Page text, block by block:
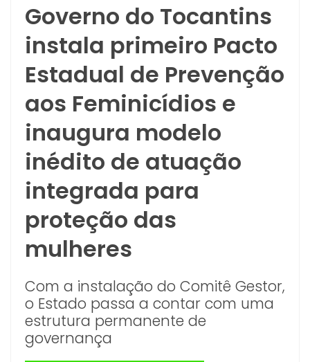
Governo do Tocantins
instala primeiro Pacto
Estadual de Prevenção
aos Feminicídios e
inaugura modelo
inédito de atuação
integrada para
proteção das
mulheres
Com a instalação do Comitê Gestor,
o Estado passa a contar com uma
estrutura permanente de
governança